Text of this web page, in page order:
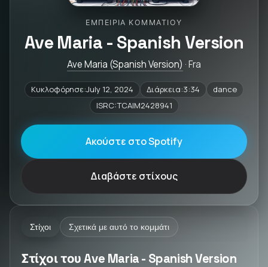
ΕΜΠΕΙΡΊΑ ΚΟΜΜΑΤΙΟΎ
Ave Maria - Spanish Version
Ave Maria (Spanish Version) · Fra
Κυκλοφόρησε:July 12, 2024 Διάρκεια:3:34
dance
ISRC:TCAIM2428941
Ακούστε στο Spotify
Διαβάστε στίχους
Στίχοι Σχετικά με αυτό το κομμάτι
Στίχοι του Ave Maria - Spanish Version